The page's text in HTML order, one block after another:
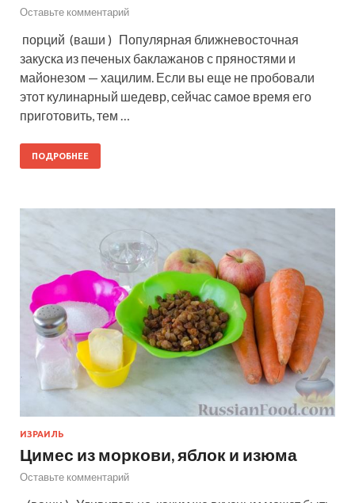
Оставьте комментарий
порций (ваши ) Популярная ближневосточная
закуска из печеных баклажанов с пряностями и
майонезом — хацилим. Если вы еще не пробовали
этот кулинарный шедевр, сейчас самое время его
приготовить, тем …
ПОДРОБНЕЕ
ИЗРАИЛЬ
Цимес из моркови, яблок и изюма
Оставьте комментарий